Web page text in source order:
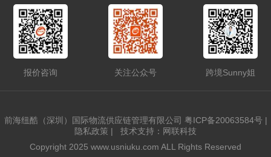
报价咨询 关注公众号 跨境Sunny姐
前海纽酷（深圳）国际物流供应链管理有限公司 粤ICP备20063584号|
隐私政策 |
技术支持：网联科技
Copyright 2025 www.usniuku.com ALL Rights Reserved